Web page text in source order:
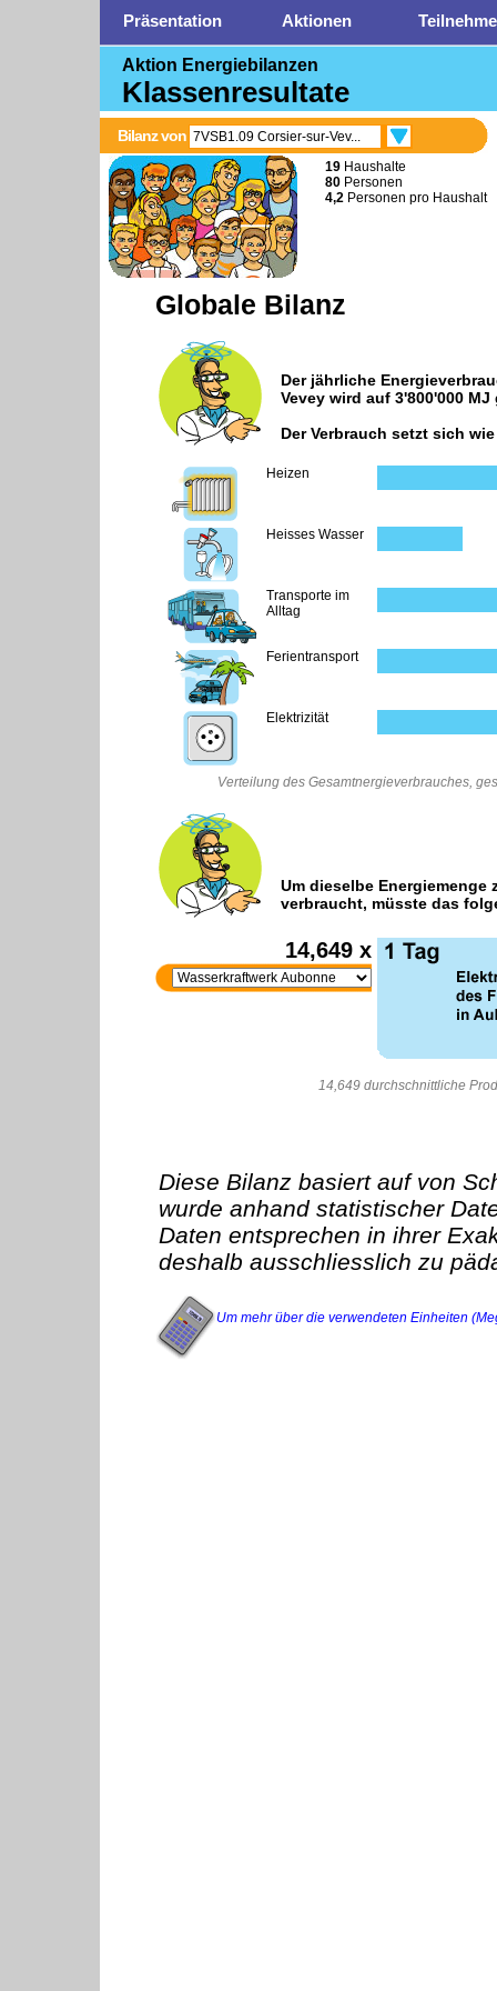
Präsentation Aktionen
Aktion Energiebilanzen
Klassenresultate
Bilanz von 7VSB1.09 Corsier-sur-Vev...
19 Haushalte
80 Personen
4,2 Personen pro Haushalt
Globale Bilanz
Der jährliche
Vevey wird auf 3'800'000 MJ
Der Verbrauch setzt sich
Heizen
Heisses Wasser
Transporte im
Alltag
Ferientransport
Elektrizität
Verteilung des Gesamtnergieverbrauches,
Um dieselbe
verbraucht, müsste das
14,649 x
14,649 durchschnittliche
Diese Bilanz basiert auf von
wurde anhand statistischer
Daten entsprechen in ihrer
deshalb ausschliesslich zu
Um mehr über die verwendeten Einheiten